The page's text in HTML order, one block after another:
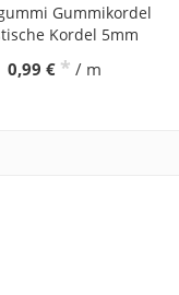
Gummikordel
Kordel 5mm
0,99 € * / m